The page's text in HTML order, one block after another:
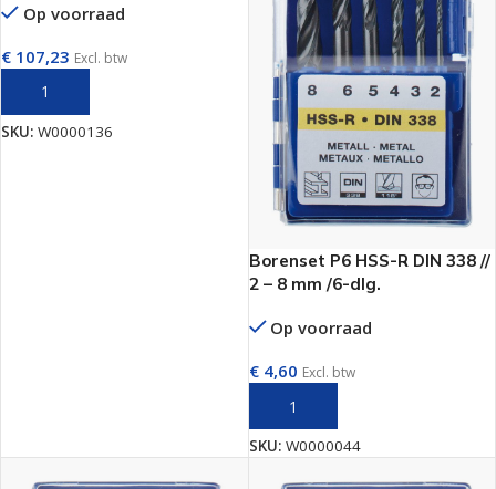
Op voorraad
€ 107,23 Excl. btw
SKU: W0000136
Borenset P6 HSS-R DIN 338 //
2 – 8 mm /6-dlg.
Op voorraad
€4,60 Excl. btw
SKU: W0000044